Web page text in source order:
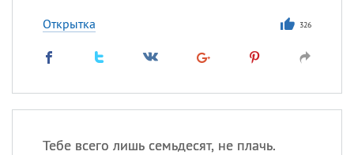
Открытка 326
Тебе всего лишь семьдесят, не плачь.